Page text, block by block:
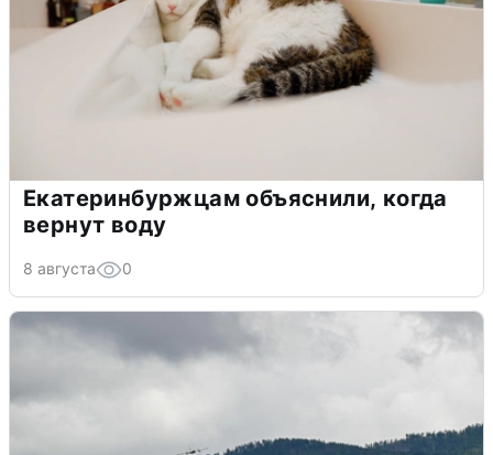
Екатеринбуржцам объяснили, когда
вернут воду
8 августа 0